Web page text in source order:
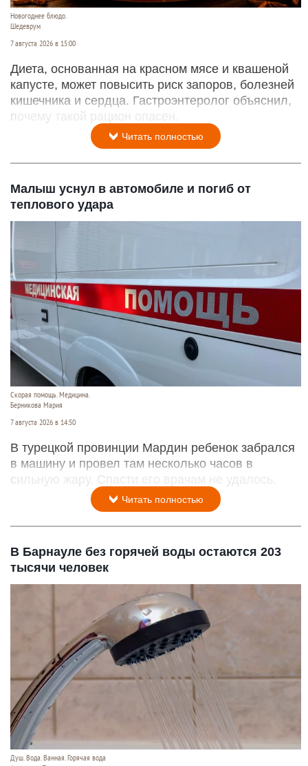
Новогоднее блюдо.
Шедеврум
7 августа 2026 в 15:00
Диета, основанная на красном мясе и квашеной
капусте, может повысить риск запоров, болезней
кишечника и сердца. Гастроэнтеролог объяснил,
почему такой рацион опасен.
Читать полностью
Малыш уснул в автомобиле и погиб от
теплового удара
Скорая помощь. Медицина.
Берникова Мария
7 августа 2026 в 14:50
В турецкой провинции Мардин ребенок забрался
в машину и провел там несколько часов в
сильную жару. Спасти его врачам не удалось.
Читать полностью
В Барнауле без горячей воды остаются 203
тысячи человек
Душ. Вода. Ванная. Горячая вода